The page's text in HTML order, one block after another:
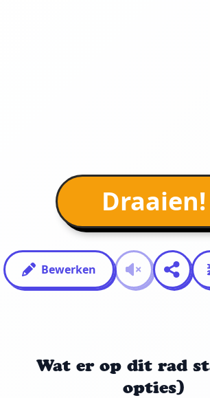
Draaien!
Bewerken
Wat er op dit rad
opties)